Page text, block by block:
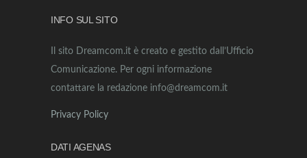
INFO SUL SITO
Il sito Dreamcom.it è creato e gestito dall’Ufficio
Comunicazione. Per ogni informazione
contattare la redazione info@dreamcom.it
Privacy Policy
DATI AGENAS